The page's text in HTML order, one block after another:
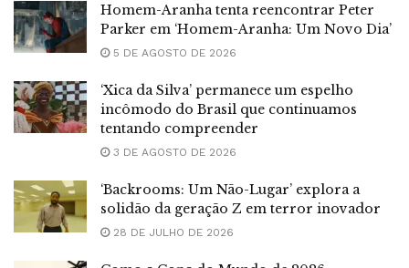
Homem-Aranha tenta reencontrar Peter
Parker em ‘Homem-Aranha: Um Novo Dia’
5 DE AGOSTO DE 2026
‘Xica da Silva’ permanece um espelho
incômodo do Brasil que continuamos
tentando compreender
3 DE AGOSTO DE 2026
‘Backrooms: Um Não-Lugar’ explora a
solidão da geração Z em terror inovador
28 DE JULHO DE 2026